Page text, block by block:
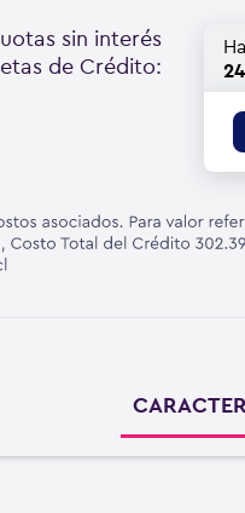
sin interés
de Crédito:
24